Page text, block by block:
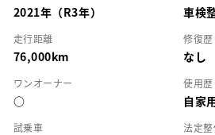
2021年（R3年） 車検
走行距離
76,000km
修復歴
なし
ワンオーナー
○
使用歴
自家
試乗車 法定